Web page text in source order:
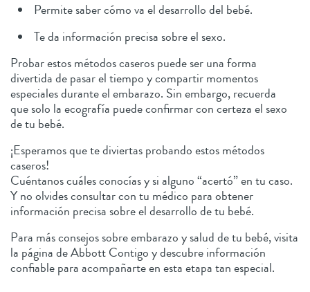
Permite saber cómo va el desarrollo del bebé.
Te da información precisa sobre el sexo.
Probar estos métodos caseros puede ser una forma
divertida de pasar el tiempo y compartir momentos
especiales durante el embarazo. Sin embargo, recuerda
que solo la ecografía puede confirmar con certeza el sexo
de tu bebé.
¡Esperamos que te diviertas probando estos métodos
caseros!
Cuéntanos cuáles conocías y si alguno “acertó” en tu caso.
Y no olvides consultar con tu médico para obtener
información precisa sobre el desarrollo de tu bebé.
Para más consejos sobre embarazo y salud de tu bebé, visita
la página de Abbott Contigo y descubre información
confiable para acompañarte en esta etapa tan especial.